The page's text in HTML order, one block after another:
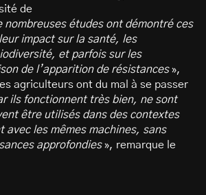
de
nombreuses études ont démontré ces
impact sur la santé, les
et parfois sur les
de l’apparition de résistances»,
agriculteurs ont du mal à se passer
ils fonctionnent très bien, ne sont
être utilisés dans des contextes
avec les mêmes machines, sans
approfondies», remarque le